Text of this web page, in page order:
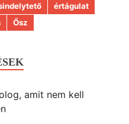
értágulat
Ősz
amit nem kell